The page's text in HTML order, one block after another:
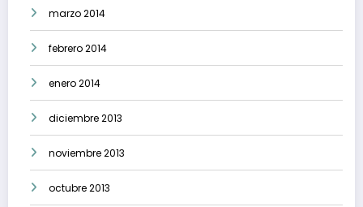
marzo 2014
febrero 2014
enero 2014
diciembre 2013
noviembre 2013
octubre 2013